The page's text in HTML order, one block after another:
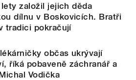
založil jejich děda
dílnu v Boskovicích. Bratři
tradici pokračují
občas ukrývají
říká pobaveně záchranář a
Vodička